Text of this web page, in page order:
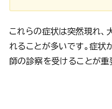
これらの症状は突然現れ、
れることが多いです。症状
師の診察を受けることが重